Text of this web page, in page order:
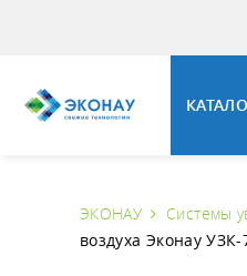
ЭКОНАУ Системы
воздуха Эконау УЗК-